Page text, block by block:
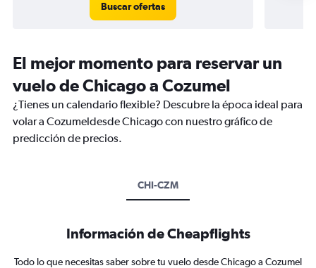
Buscar ofertas
El mejor momento para reservar un
vuelo de Chicago a Cozumel
¿Tienes un calendario flexible? Descubre la época ideal para
volar a Cozumeldesde Chicago con nuestro gráfico de
predicción de precios.
CHI-CZM
Información de Cheapflights
Todo lo que necesitas saber sobre tu vuelo desde Chicago a Cozumel